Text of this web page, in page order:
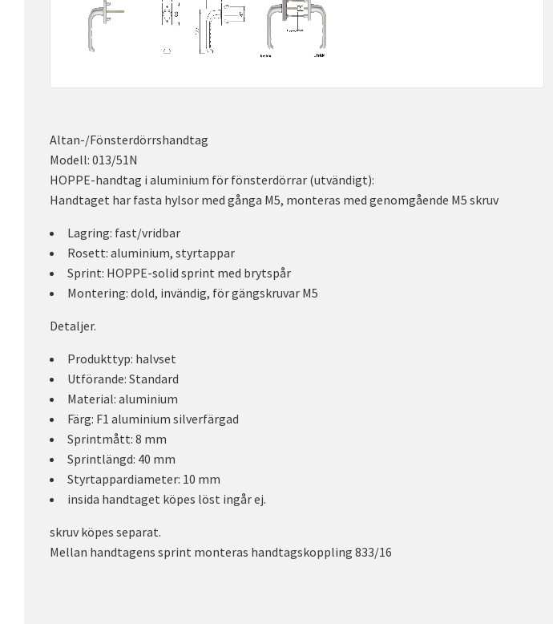
Altan-/Fönsterdörrshandtag
Modell: 013/51N
HOPPE-handtag i aluminium för fönsterdörrar (utvändigt):
Handtaget har fasta hylsor med gånga M5, monteras med genomgående M5 skruv
Lagring: fast/vridbar
Rosett: aluminium, styrtappar
Sprint: HOPPE-solid sprint med brytspår
Montering: dold, invändig, för gängskruvar M5
Detaljer.
Produkttyp: halvset
Utförande: Standard
Material: aluminium
Färg: F1 aluminium silverfärgad
Sprintmått: 8 mm
Sprintlängd: 40 mm
Styrtappardiameter: 10 mm
insida handtaget köpes löst ingår ej.
skruv köpes separat.
Mellan handtagens sprint monteras handtagskoppling 833/16